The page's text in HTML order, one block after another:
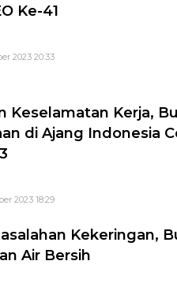
Ke-41
2023 20:33
Keselamatan Kerja,
di Ajang Indonesia
2023 18:29
Kekeringan,
Air Bersih